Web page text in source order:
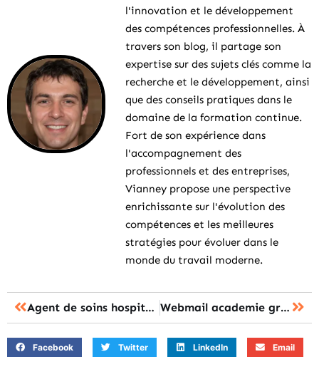
l'innovation et le développement
des compétences professionnelles. À
travers son blog, il partage son
expertise sur des sujets clés comme la
recherche et le développement, ainsi
que des conseils pratiques dans le
domaine de la formation continue.
Fort de son expérience dans
l'accompagnement des
professionnels et des entreprises,
Vianney propose une perspective
enrichissante sur l'évolution des
compétences et les meilleures
stratégies pour évoluer dans le
monde du travail moderne.
Agent de soins hospitalier : la formation et les missions pour débuter ? Webmail academie grenoble : le portail est-il accessible en quelques étapes ?
Facebook Twitter LinkedIn Email